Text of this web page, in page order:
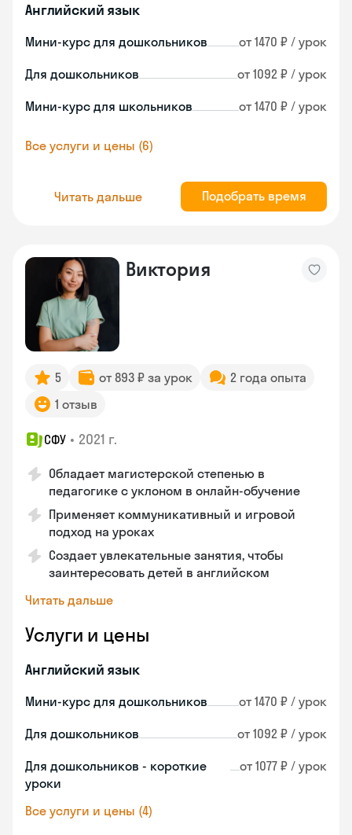
Английский язык
Мини-курс для дошкольников от 1470 ₽ / урок
Для дошкольников от 1092 ₽ / урок
Мини-курс для школьников от 1470 ₽ / урок
Все услуги и цены (6)
Читать дальше Подобрать время
Виктория
5 от 893 ₽ за урок
2 года опыта
1 отзыв
СФУ • 2021 г.
Обладает магистерской степенью в
педагогике с уклоном в онлайн-обучение
Применяет коммуникативный и игровой
подход на уроках
Создает увлекательные занятия, чтобы
заинтересовать детей в английском
Читать дальше
Услуги и цены
Английский язык
Мини-курс для дошкольников от 1470 ₽ / урок
Для дошкольников от 1092 ₽ / урок
Для дошкольников - короткие
уроки
от 1077 ₽ / урок
Все услуги и цены (4)